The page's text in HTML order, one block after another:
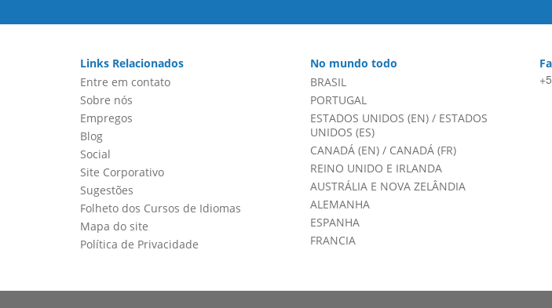
Links Relacionados
Entre em contato
Sobre nós
Empregos
Blog
Social
Site Corporativo
Sugestões
Folheto dos Cursos de Idiomas
Mapa do site
Política de Privacidade
No mundo todo
BRASIL
PORTUGAL
ESTADOS UNIDOS (EN)/ ESTADOS
UNIDOS (ES)
CANADÁ (EN)/ CANADÁ (FR)
REINO UNIDO E IRLANDA
AUSTRÁLIA E NOVA ZELÂNDIA
ALEMANHA
ESPANHA
FRANCIA